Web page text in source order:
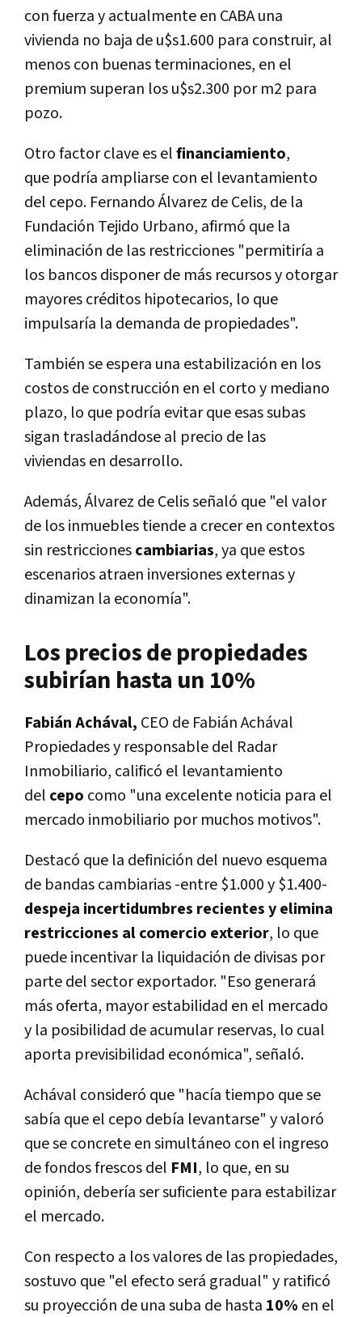
con fuerza y actualmente en CABA una
vivienda no baja de u$s1.600 para construir, al
menos con buenas terminaciones, en el
premium superan los u$s2.300 por m2 para
pozo.
Otro factor clave es elfinanciamiento,
que podría ampliarse con el levantamiento
del cepo. Fernando Álvarez de Celis, de la
Fundación Tejido Urbano, afirmó que la
eliminación de las restricciones "permitiría a
los bancos disponer de más recursos y otorgar
mayores créditos hipotecarios, lo que
impulsaría la demanda de propiedades".
También se espera una estabilización en los
costos de construcción en el corto y mediano
plazo, lo que podría evitar que esas subas
sigan trasladándose al precio de las
viviendasen desarrollo.
Además, Álvarez de Celis señaló que "el valor
de los inmuebles tiende a crecer en contextos
sin restriccionescambiarias, ya que estos
escenarios atraen inversiones externas y
dinamizan la economía".
Los precios de propiedades
subirían hasta un 10%
Fabián Achával, CEO de Fabián Achával
Propiedades y responsable del Radar
Inmobiliario, calificó el levantamiento
del cepo como "una excelente noticia para el
mercado inmobiliario por muchos motivos".
Destacó que la definición del nuevo esquema
de bandas cambiarias -entre $1.000 y $1.400-
despeja incertidumbres recientesy elimina
restricciones al comercio exterior, lo que
puede incentivar la liquidación de divisas por
parte del sector exportador. "Eso generará
más oferta, mayor estabilidad en el mercado
y la posibilidad de acumular reservas, lo cual
aporta previsibilidad económica", señaló.
Achával consideró que "hacía tiempo que se
sabía que el cepo debía levantarse" y valoró
que se concrete en simultáneo con el ingreso
de fondos frescos del FMI, lo que, en su
opinión, debería ser suficiente para estabilizar
el mercado.
Con respecto a los valores de las propiedades,
sostuvo que "el efecto será gradual" y ratificó
su proyección de una suba de hasta 10% en el